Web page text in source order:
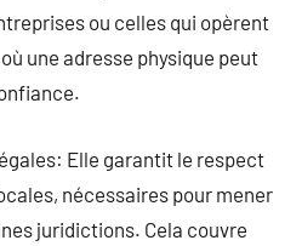
ou celles qui opèrent
une adresse physique peut
Elle garantit le respect
nécessaires pour mener
juridictions. Cela couvre